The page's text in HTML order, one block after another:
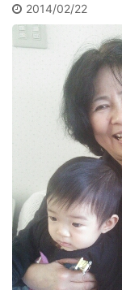
2014/02/22